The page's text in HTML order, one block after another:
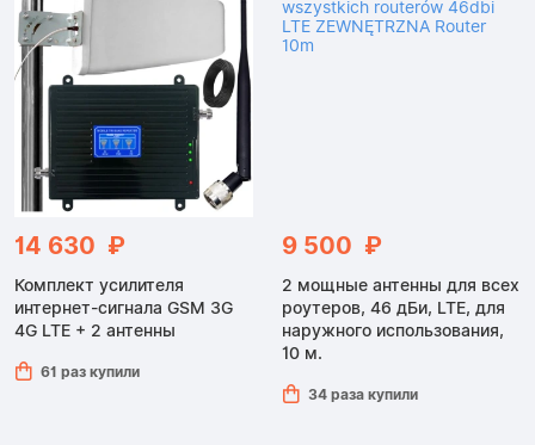
14 630 ₽
Комплект усилителя
интернет-сигнала GSM 3G
4G LTE + 2 антенны
61 раз купили
9 500 ₽
2 мощные антенны для всех
роутеров, 46 дБи, LTE, для
наружного использования,
10 м.
34 раза купили